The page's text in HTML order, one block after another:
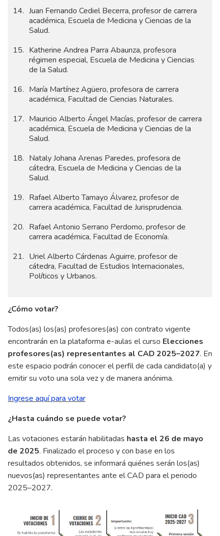
Juan Fernando Cediel Becerra, profesor de carrera
académica, Escuela de Medicina y Ciencias de la
Salud.
Katherine Andrea Parra Abaunza, profesora
régimen especial, Escuela de Medicina y Ciencias
de la Salud.
María Martínez Agüero, profesora de carrera
académica, Facultad de Ciencias Naturales.
Mauricio Alberto Ángel Macías, profesor de carrera
académica, Escuela de Medicina y Ciencias de la
Salud.
Nataly Johana Arenas Paredes, profesora de
cátedra, Escuela de Medicina y Ciencias de la
Salud.
Rafael Alberto Tamayo Álvarez, profesor de
carrera académica, Facultad de Jurisprudencia.
Rafael Antonio Serrano Perdomo, profesor de
carrera académica, Facultad de Economía.
Uriel Alberto Cárdenas Aguirre, profesor de
cátedra, Facultad de Estudios Internacionales,
Políticos y Urbanos.
¿Cómo votar?
Todos(as) los(as) profesores(as) con contrato vigente
encontrarán en la plataforma e-aulas el curso Elecciones
profesores(as) representantes al CAD 2025–2027. En
este espacio podrán conocer el perfil de cada candidato(a) y
emitir su voto una sola vez y de manera anónima.
Ingrese aquí para votar
¿Hasta cuándo se puede votar?
Las votaciones estarán habilitadas hasta el 26 de mayo
de 2025. Finalizado el proceso y con base en los
resultados obtenidos, se informará quiénes serán los(as)
nuevos(as) representantes ante el CAD para el periodo
2025–2027.